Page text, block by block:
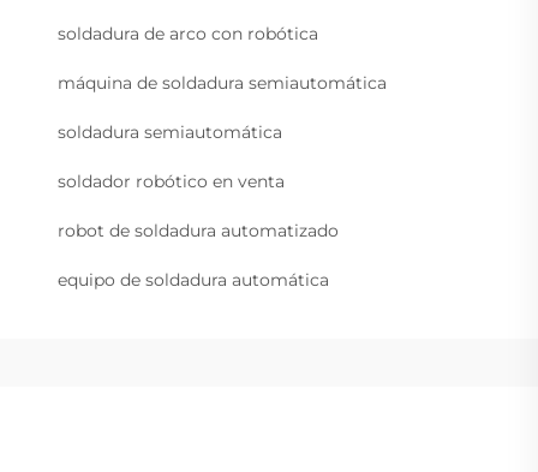
soldadura de arco con robótica
máquina de soldadura semiautomática
soldadura semiautomática
soldador robótico en venta
robot de soldadura automatizado
equipo de soldadura automática